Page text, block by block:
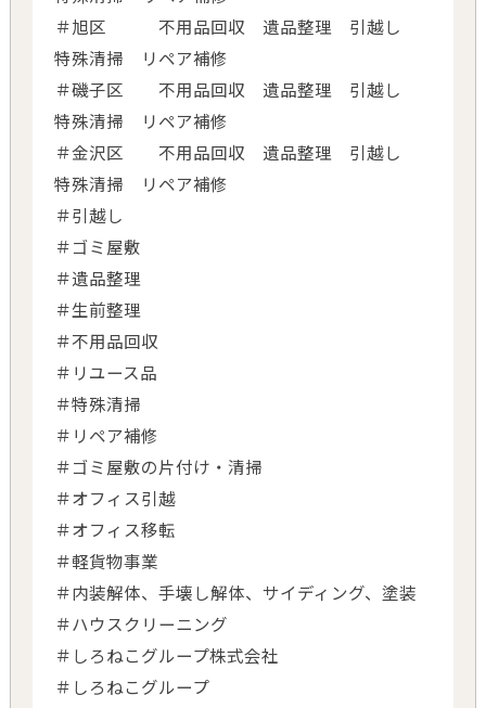
＃旭区 不用品回収 遺品整理 引越し
特殊清掃 リペア補修
＃磯子区 不用品回収 遺品整理 引越し
特殊清掃 リペア補修
＃金沢区 不用品回収 遺品整理 引越し
特殊清掃 リペア補修
＃引越し
＃ゴミ屋敷
＃遺品整理
＃生前整理
＃不用品回収
＃リユース品
＃特殊清掃
＃リペア補修
＃ゴミ屋敷の片付け・清掃
＃オフィス引越
＃オフィス移転
＃軽貨物事業
＃内装解体、手壊し解体、サイディング、塗装
＃ハウスクリーニング
＃しろねこグループ株式会社
＃しろねこグループ